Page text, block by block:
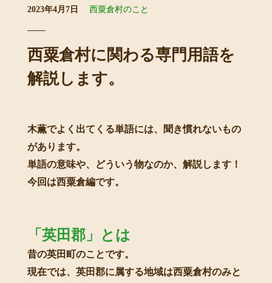
2023年4月7日 西粟倉村のこと
西粟倉村に関わる専門用語を
解説します。
木薫でよく出てくる単語には、聞き慣れないもの
があります。
単語の意味や、どういう物なのか、解説します！
今回は西粟倉編です。
「英田郡」とは
昔の英田町のことです。
現在では、英田郡に属する地域は西粟倉村のみと